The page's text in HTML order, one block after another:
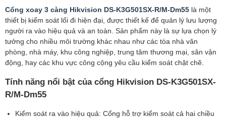
Cổng xoay 3 càng Hikvision DS-K3G501SX-R/M-Dm55 là một
thiết bị kiểm soát lối đi hiện đại, được thiết kế để quản lý lưu lượng
người ra vào hiệu quả và an toàn. Sản phẩm này là sự lựa chọn lý
tưởng cho nhiều môi trường khác nhau như các tòa nhà văn
phòng, nhà máy, khu công nghiệp, trung tâm thương mại, sân vận
động, hay các khu vực công cộng yêu cầu kiểm soát chặt chẽ.
Tính năng nổi bật của cổng Hikvision DS-K3G501SX-
R/M-Dm55
Kiểm soát ra vào hiệu quả: Cổng hỗ trợ kiểm soát cả hai chiều
RS-232 x4
RS-485 x4
Nguồn điện 230 V xoay chiều
Thời gian hoạt động liên tục cho phép không giới hạn
Nhiệt độ hoạt động -20 °C - 65 °C